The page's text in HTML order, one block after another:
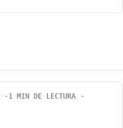
1 MIN DE LECTURA